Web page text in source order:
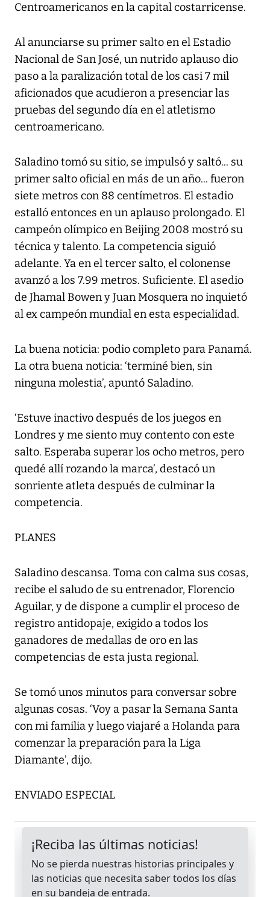
Centroamericanos en la capital costarricense.
Al anunciarse su primer salto en el Estadio
Nacional de San José, un nutrido aplauso dio
paso a la paralización total de los casi 7 mil
aficionados que acudieron a presenciar las
pruebas del segundo día en el atletismo
centroamericano.
Saladino tomó su sitio, se impulsó y saltó... su
primer salto oficial en más de un año... fueron
siete metros con 88 centímetros. El estadio
estalló entonces en un aplauso prolongado. El
campeón olímpico en Beijing 2008 mostró su
técnica y talento. La competencia siguió
adelante. Ya en el tercer salto, el colonense
avanzó a los 7.99 metros. Suficiente. El asedio
de Jhamal Bowen y Juan Mosquera no inquietó
al ex campeón mundial en esta especialidad.
La buena noticia: podio completo para Panamá.
La otra buena noticia: ‘terminé bien, sin
ninguna molestia’, apuntó Saladino.
‘Estuve inactivo después de los juegos en
Londres y me siento muy contento con este
salto. Esperaba superar los ocho metros, pero
quedé allí rozando la marca’, destacó un
sonriente atleta después de culminar la
competencia.
PLANES
Saladino descansa. Toma con calma sus cosas,
recibe el saludo de su entrenador, Florencio
Aguilar, y de dispone a cumplir el proceso de
registro antidopaje, exigido a todos los
ganadores de medallas de oro en las
competencias de esta justa regional.
Se tomó unos minutos para conversar sobre
algunas cosas. ‘Voy a pasar la Semana Santa
con mi familia y luego viajaré a Holanda para
comenzar la preparación para la Liga
Diamante’, dijo.
ENVIADO ESPECIAL